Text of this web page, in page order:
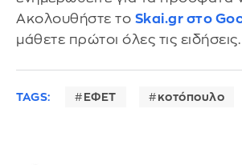
Ακολουθήστε το Skai.gr στο
μάθετε πρώτοι όλες τις ειδήσεις.
TAGS: ΕΦΕΤ κοτόπουλο